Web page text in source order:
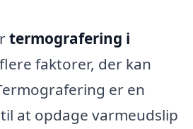
termografering i
faktorer, der kan
er en
at opdage varmeudslip